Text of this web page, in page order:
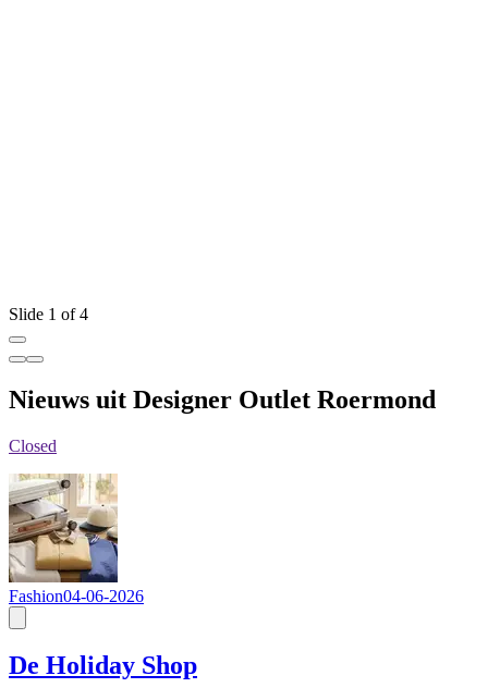
Slide 1 of 4
Nieuws uit Designer Outlet Roermond
Closed
Fashion04-06-2026
De Holiday Shop